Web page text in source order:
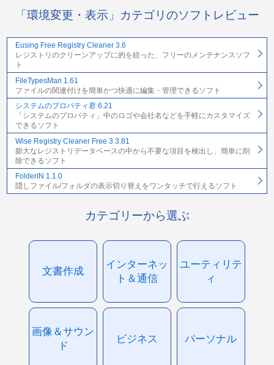
「環境変更・表示」カテゴリのソフトレビュー
Eusing Free Registry Cleaner 3.6
レジストリのクリーンアップに的を絞った、フリーのメンテナンスソフ
ト
FileTypesMan 1.61
ファイルの関連付けを簡単かつ快適に編集・管理できるソフト
システムのプロパティ君 6.21
「システムのプロパティ」中のロゴや会社名などを手軽にカスタマイズ
できるソフト
Wise Registry Cleaner Free 3 3.81
膨大なレジストリデータベースの中から不要な項目を検出し、簡単に削
除できるソフト
FolderIN 1.1.0
隠しファイル/フォルダの表示切り替えをワンタッチで行えるソフト
カテゴリーから選ぶ
文書作成
インターネッ
ト＆通信
ユーティリテ
ィ
画像＆サウン
ド
ビジネス パーソナル